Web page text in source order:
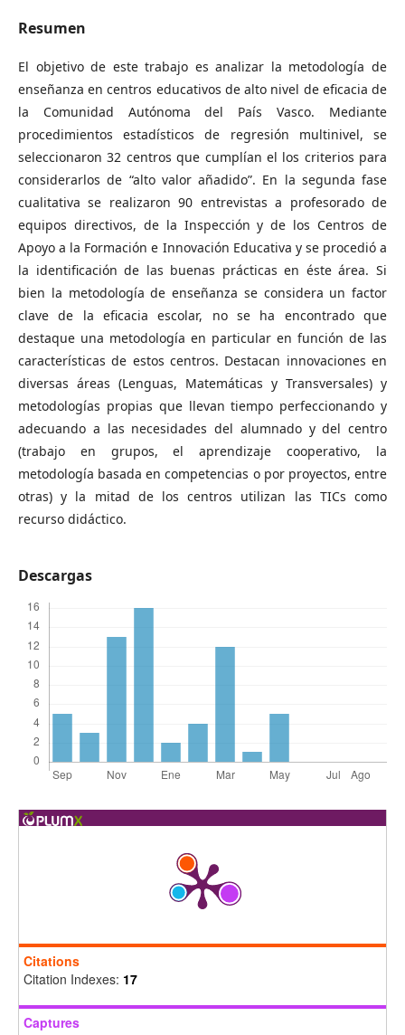
Resumen
El objetivo de este trabajo es analizar la metodología de
enseñanza en centros educativos de alto nivel de eficacia de
la Comunidad Autónoma del País Vasco. Mediante
procedimientos estadísticos de regresión multinivel, se
seleccionaron 32 centros que cumplían el los criterios para
considerarlos de “alto valor añadido”. En la segunda fase
cualitativa se realizaron 90 entrevistas a profesorado de
equipos directivos, de la Inspección y de los Centros de
Apoyo a la Formación e Innovación Educativa y se procedió a
la identificación de las buenas prácticas en éste área. Si
bien la metodología de enseñanza se considera un factor
clave de la eficacia escolar, no se ha encontrado que
destaque una metodología en particular en función de las
características de estos centros. Destacan innovaciones en
diversas áreas (Lenguas, Matemáticas y Transversales) y
metodologías propias que llevan tiempo perfeccionando y
adecuando a las necesidades del alumnado y del centro
(trabajo en grupos, el aprendizaje cooperativo, la
metodología basada en competencias o por proyectos, entre
otras) y la mitad de los centros utilizan las TICs como
recurso didáctico.
Descargas
Citations
Citation Indexes: 17
Captures